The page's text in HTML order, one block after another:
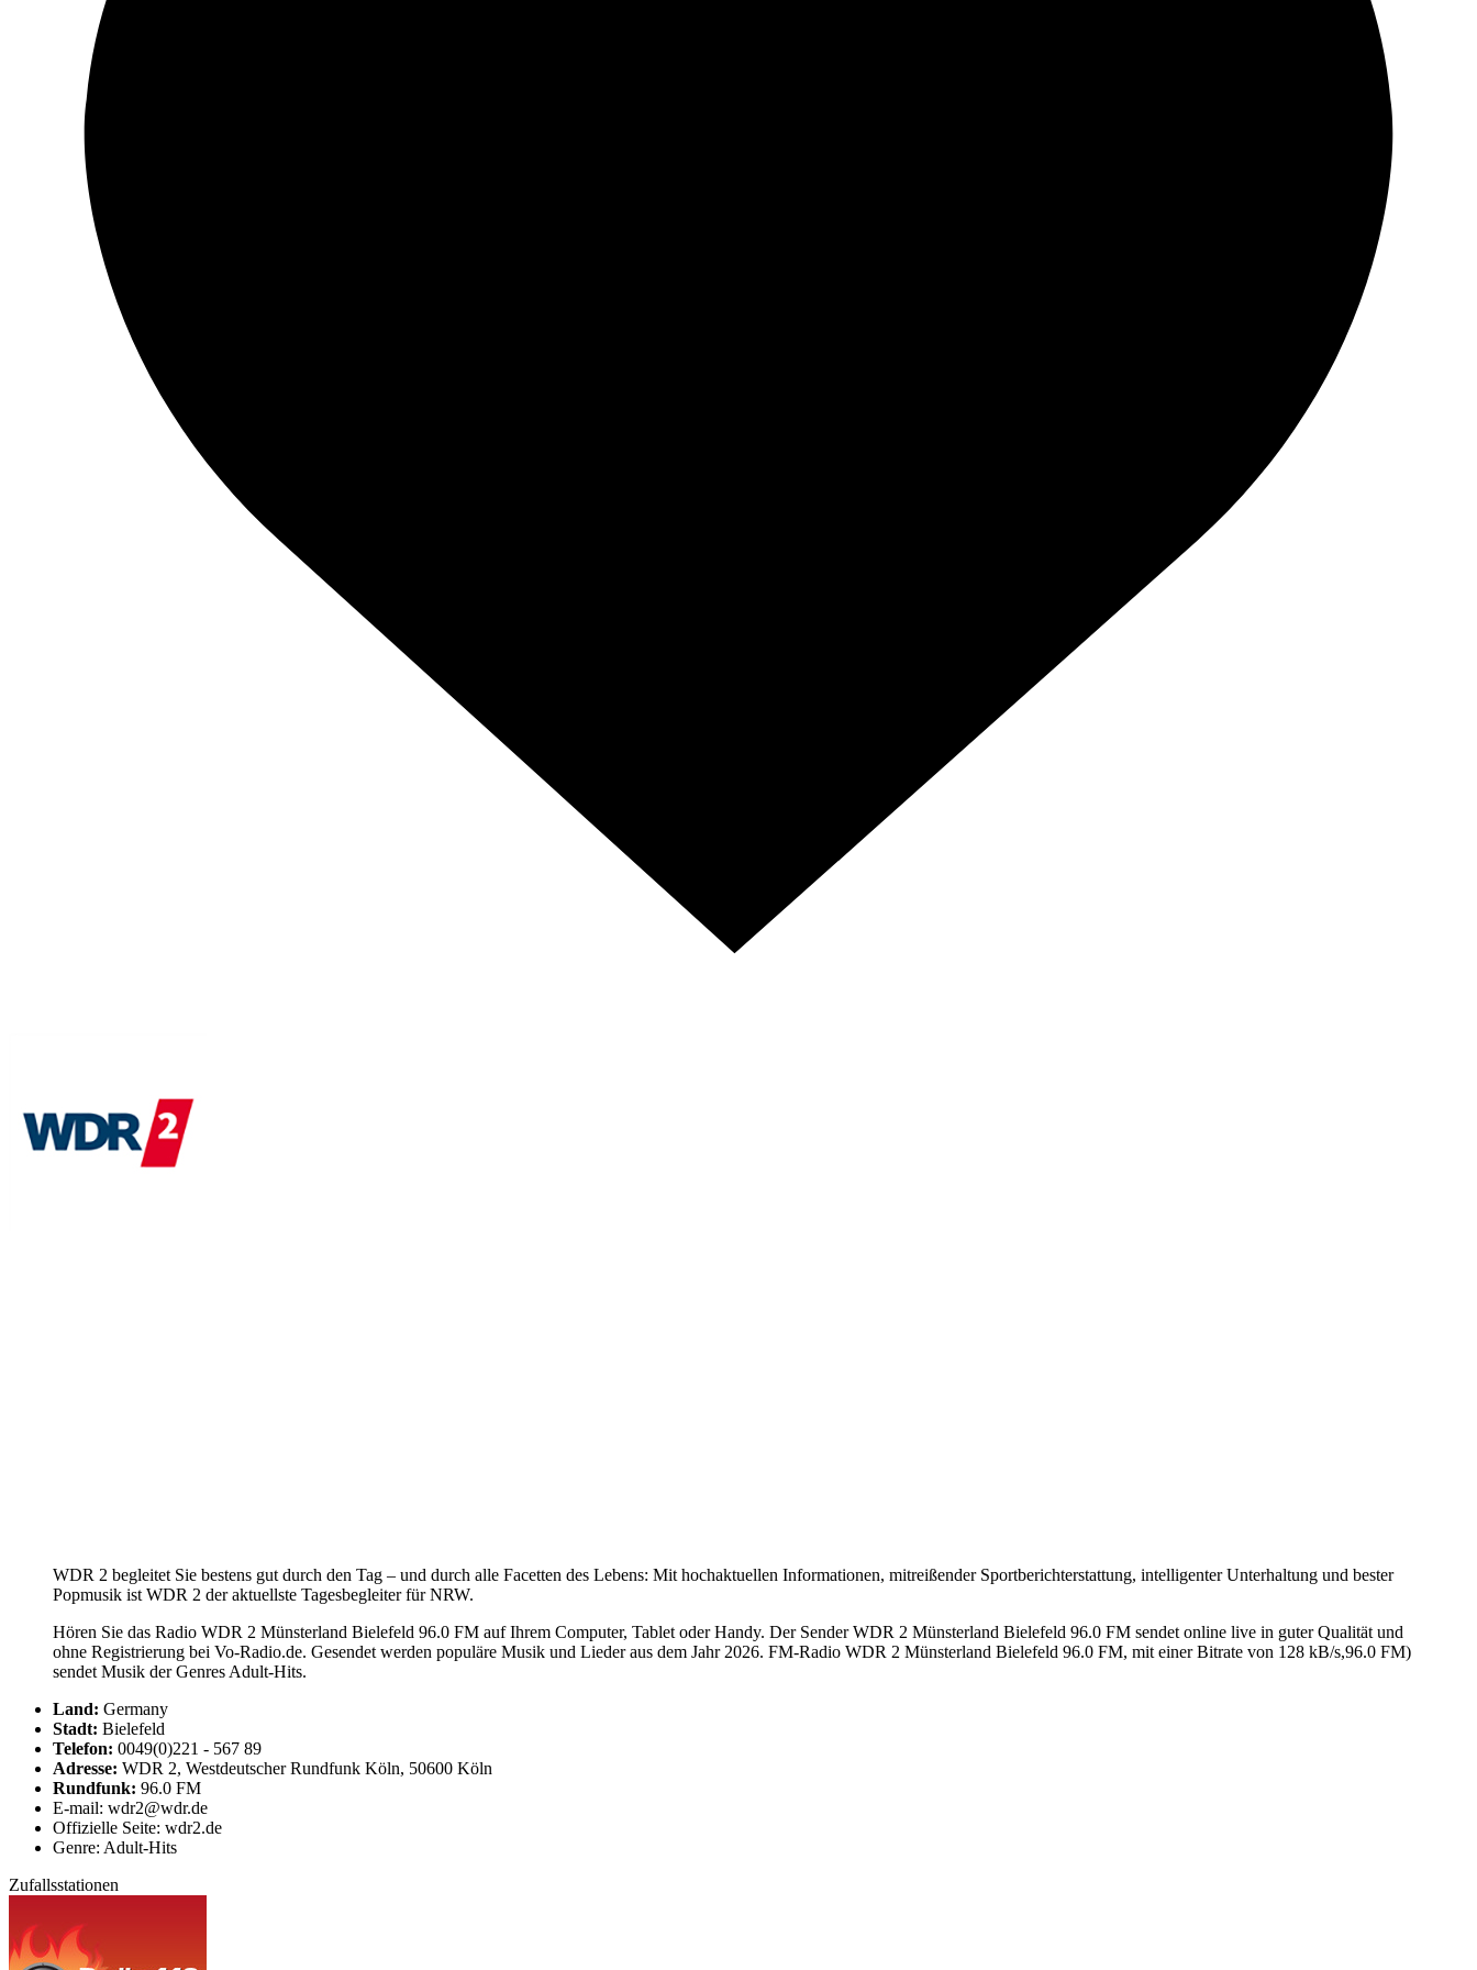
WDR 2 begleitet Sie bestens gut durch den Tag – und durch alle Facetten des Lebens: Mit hochaktuellen Informationen, mitreißender Sportberichterstattung, intelligenter Unterhaltung und bester
Popmusik ist WDR 2 der aktuellste Tagesbegleiter für NRW.
Hören Sie das Radio WDR 2 Münsterland Bielefeld 96.0 FM auf Ihrem Computer, Tablet oder Handy. Der Sender WDR 2 Münsterland Bielefeld 96.0 FM sendet online live in guter Qualität und
ohne Registrierung bei Vo-Radio.de. Gesendet werden populäre Musik und Lieder aus dem Jahr 2026. FM-Radio WDR 2 Münsterland Bielefeld 96.0 FM, mit einer Bitrate von 128 kB/s,96.0 FM)
sendet Musik der Genres Adult-Hits.
Land: Germany
Stadt: Bielefeld
Telefon: 0049(0)221 - 567 89
Adresse: WDR 2, Westdeutscher Rundfunk Köln, 50600 Köln
Rundfunk: 96.0 FM
E-mail: wdr2@wdr.de
Offizielle Seite: wdr2.de
Genre: Adult-Hits
Zufallsstationen